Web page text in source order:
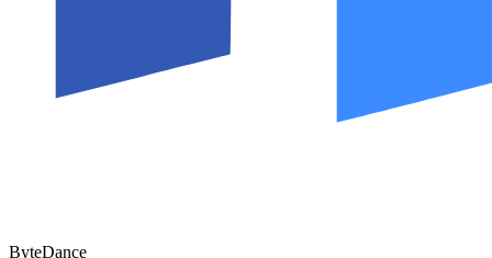
ByteDance